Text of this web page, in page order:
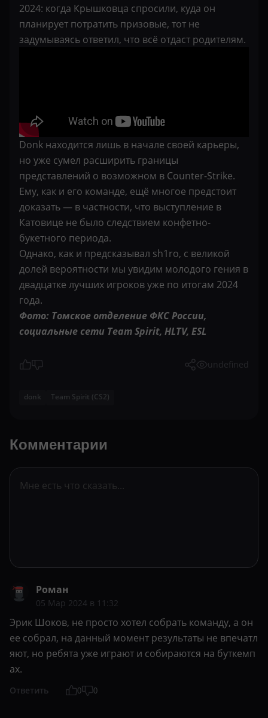
2024: когда Крышковца спросили, куда он
планирует потратить призовые, тот не
задумываясь ответил, что всё отдаст родителям.
Donk находится лишь в начале своей карьеры,
но уже сумел расширить границы
представлений о возможном в Counter-Strike.
Ему, как и его команде, ещё многое предстоит
доказать — в частности, что выступление в
Катовице не было следствием конфетно-
букетного периода.
Однако, как и предсказывал sh1ro, с великой
долей вероятности мы увидим молодого гения в
двадцатке лучших игроков уже по итогам 2024
года.
Фото: Томское отделение ФКС России,
социальные сети Team Spirit, HLTV, ESL
undefined
donk Team Spirit (CS2)
Комментарии
Роман
05 Мар 2024 в 11:32
Эрик Шоков, не просто хотел собрать команду, а он
ее собрал, на данный момент результаты не впечатл
яют, но ребята уже играют и собираются на буткемп
ах.
Ответить 0 0